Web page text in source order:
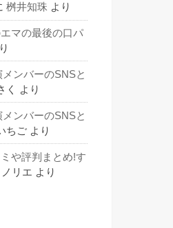
桝井知珠 より
マの最後の口パ
ンバーのSNSと
く より
ンバーのSNSと
ちご より
や評判まとめ!す
リエ より